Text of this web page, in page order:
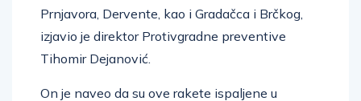
Prnjavora, Dervente, kao i Gradačca i Brčkog,
izjavio je direktor Protivgradne preventive
Tihomir Dejanović.
On je naveo da su ove rakete ispaljene u